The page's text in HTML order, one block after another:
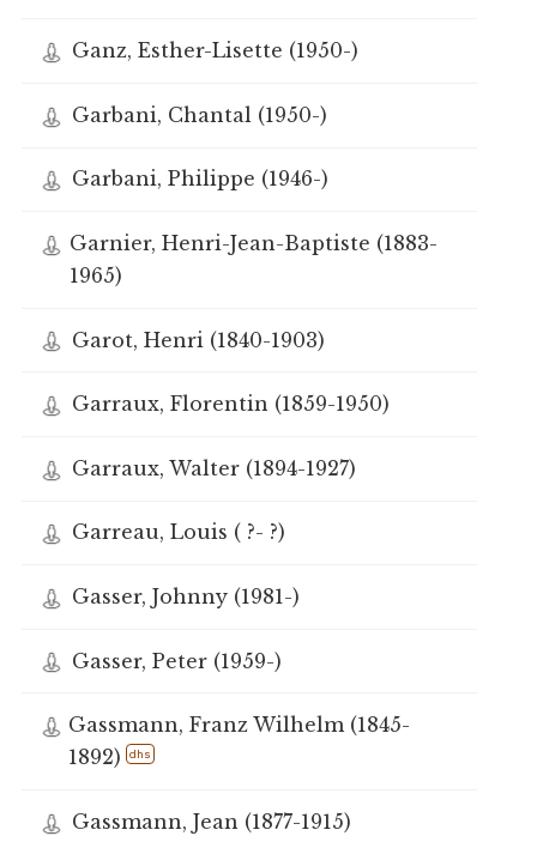
Ganz, Esther-Lisette (1950-)
Garbani, Chantal (1950-)
Garbani, Philippe (1946-)
Garnier, Henri-Jean-Baptiste (1883-
1965)
Garot, Henri (1840-1903)
Garraux, Florentin (1859-1950)
Garraux, Walter (1894-1927)
Garreau, Louis ( ?- ?)
Gasser, Johnny (1981-)
Gasser, Peter (1959-)
Gassmann, Franz Wilhelm (1845-
1892)
dhs
Gassmann, Jean (1877-1915)